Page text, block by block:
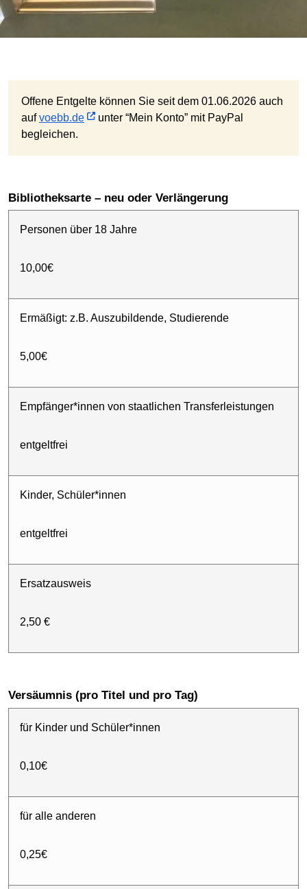
Offene Entgelte können Sie seit dem 01.06.2026 auch
aufvoebb.de
unter “Mein Konto” mit PayPal
begleichen.
Bibliotheksarte – neu oder Verlängerung
Personen über 18 Jahre
10,00€
Ermäßigt: z.B. Auszubildende, Studierende
5,00€
Empfänger*innen von staatlichen Transferleistungen
entgeltfrei
Kinder, Schüler*innen
entgeltfrei
Ersatzausweis
2,50 €
Versäumnis (pro Titel und pro Tag)
für Kinder und Schüler*innen
0,10€
für alle anderen
0,25€